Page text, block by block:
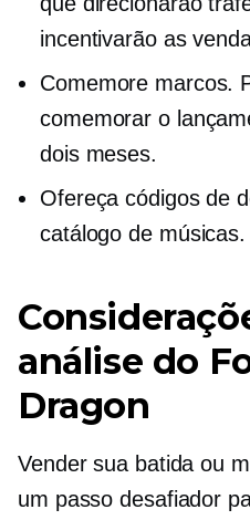
incentivarão as
Comemore marcos.
comemorar o
dois meses.
Ofereça códigos de
catálogo de músicas.
análise do
Dragon
Vender sua batida ou
um passo desafiador